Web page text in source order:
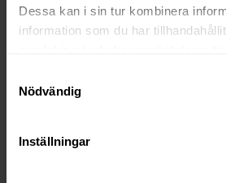
Dessa kan i sin tur kombinera
information som du har
Nödvändig
Inställningar